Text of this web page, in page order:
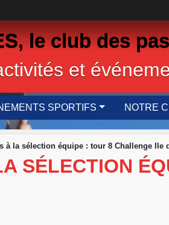
le club des
et
SPORTIFS NOTRE
à la sélection équipe : tour 8 Challenge Ile
SÉLECTION